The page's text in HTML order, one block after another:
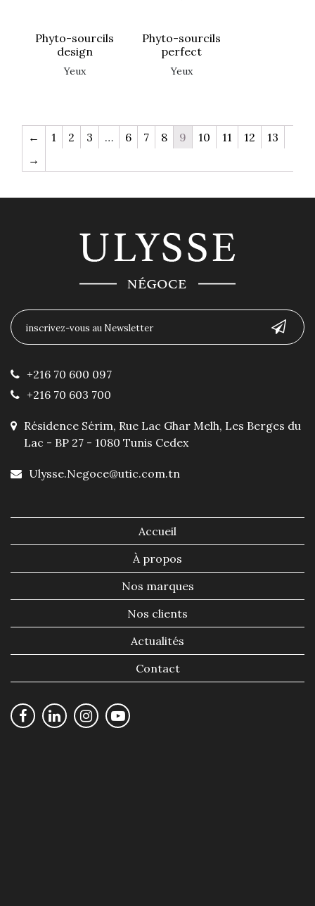
phyto-sourcils
design
yeux
phyto-sourcils
perfect
yeux
← 1 2 3 … 6 7 8 9 10 11 12
13
→
Accueil
À propos
Nos marques
Nos clients
Actualités
Contact
+216 70 600 097
+216 70 603 700
Résidence Sérim, Rue Lac Ghar Melh, Les Berges du
Lac - BP 27 - 1080 Tunis Cedex
Ulysse.Negoce@utic.com.tn